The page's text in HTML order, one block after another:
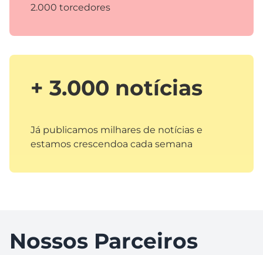
2.000 torcedores
+ 3.000 notícias
Já publicamos milhares de notícias e
estamos crescendoa cada semana
Nossos Parceiros